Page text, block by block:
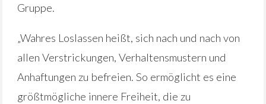
Gruppe.
„Wahres Loslassen heißt, sich nach und nach von
allen Verstrickungen, Verhaltensmustern und
Anhaftungen zu befreien. So ermöglicht es eine
größtmögliche innere Freiheit, die zu